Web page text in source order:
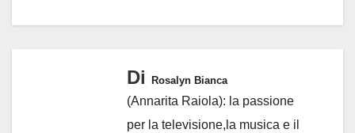
Di Rosalyn Bianca
(Annarita Raiola): la passione
per la televisione,la musica e il